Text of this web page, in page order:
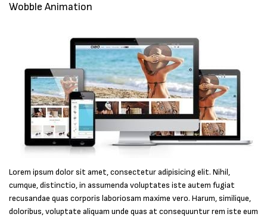
Wobble Animation
Lorem ipsum dolor sit amet, consectetur adipisicing elit. Nihil,
cumque, distinctio, in assumenda voluptates iste autem fugiat
recusandae quas corporis laboriosam maxime vero. Harum, similique,
doloribus, voluptate aliquam unde quas at consequuntur rem iste eum